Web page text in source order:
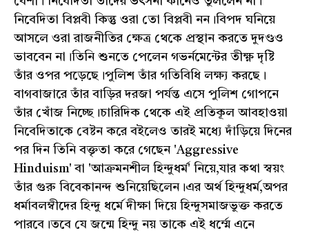
নিবেদিতা বিপ্লবী কিন্তু ওরা তো বিপ্লবী নন।বিপদ ঘনিয়ে
আসলে ওরা রাজনীতির ক্ষেত্র থেকে প্রস্থান করতে দুদণ্ডও
ভাববেন না।তিনি শুনতে পেলেন গভর্নমেন্টের তীক্ষ্ণ দৃষ্টি
তাঁর ওপর পড়েছে।পুলিশ তাঁর গতিবিধি লক্ষ্য করছে।
বাগবাজারে তাঁর বাড়ির দরজা পর্যন্ত এসে পুলিশ গোপনে
তাঁর খোঁজ নিচ্ছে।চারিদিক থেকে এই প্রতিকূল আবহাওয়া
নিবেদিতাকে বেষ্টন করে বইলেও তারই মধ্যে দাঁড়িয়ে দিনের
পর দিন তিনি বক্তৃতা করে গেছেন 'Aggressive
Hinduism' বা 'আক্রমনশীল হিন্দুধর্ম' নিয়ে,যার কথা স্বয়ং
তাঁর গুরু বিবেকানন্দ শুনিয়েছিলেন।এর অর্থ হিন্দুধর্ম,অপর
ধর্মাবলম্বীদের হিন্দু ধর্মে দীক্ষা দিয়ে হিন্দুসমাজভুক্ত করতে
পারবে।তবে যে জন্মে হিন্দু নয় তাকে এই ধর্ম্মে এনে